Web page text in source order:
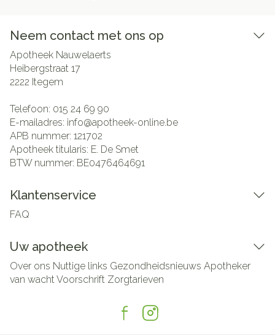
Neem contact met ons op
Apotheek Nauwelaerts
Heibergstraat 17
2222 Itegem
Telefoon: 015 24 69 90
E-mailadres: info@apotheek-online.be
APB nummer: 121702
Apotheek titularis: E. De Smet
BTW nummer: BE0476464691
Klantenservice
FAQ
Uw apotheek
Over ons Nuttige links Gezondheidsnieuws Apotheker
van wachtVoorschrift Zorgtarieven